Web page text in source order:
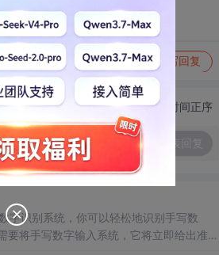
写回复
切换为时间正序
字识别系统，你可以轻松地识别手写数
将手写数字输入系统，它将立即给出准确